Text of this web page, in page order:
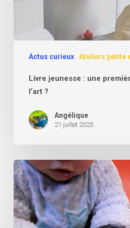
Actus curieux Ateliers petite
Livre jeunesse : une
l’art ?
Angélique
21 juillet 2025
Les
ateliers
reprennent